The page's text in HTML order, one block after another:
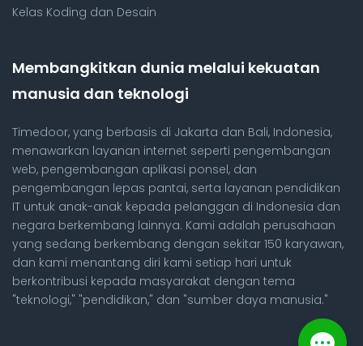
Kelas Koding dan Desain
Membangkitkan dunia melalui kekuatan
manusia dan teknologi
Timedoor, yang berbasis di Jakarta dan Bali, Indonesia,
menawarkan layanan internet seperti pengembangan
web, pengembangan aplikasi ponsel, dan
pengembangan lepas pantai, serta layanan pendidikan
IT untuk anak-anak kepada pelanggan di Indonesia dan
negara berkembang lainnya. Kami adalah perusahaan
yang sedang berkembang dengan sekitar 150 karyawan,
dan kami menantang diri kami setiap hari untuk
berkontribusi kepada masyarakat dengan tema
"teknologi," "pendidikan," dan "sumber daya manusia."